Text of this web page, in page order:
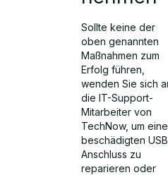
Sollte keine der
oben genannten
Maßnahmen zum
Erfolg führen,
wenden Sie sich
die IT-Support-
Mitarbeiter von
TechNow, um
beschädigten
Anschluss zu
reparieren oder